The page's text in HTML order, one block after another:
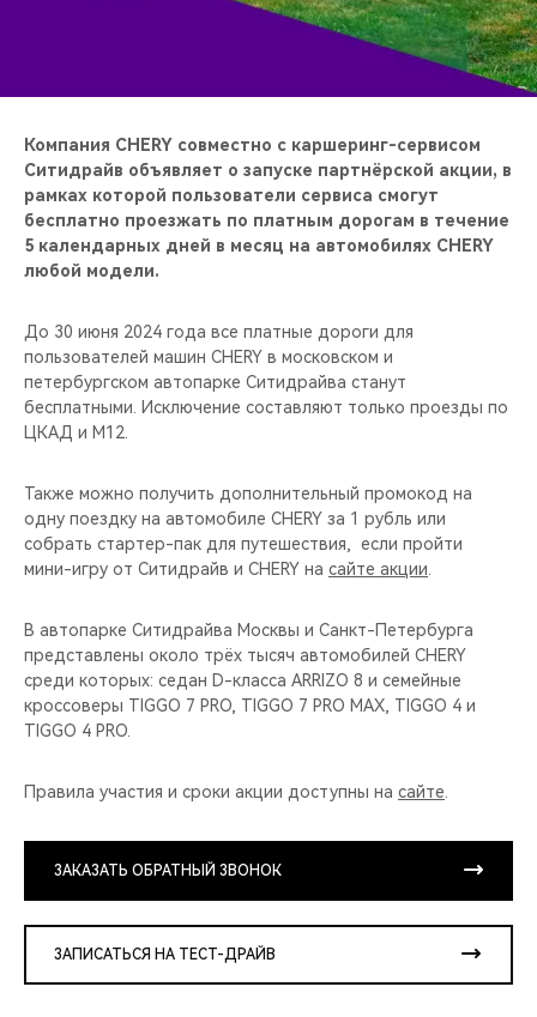
CHERY ДЛЯ ДЕТЕЙ
Компания CHERY совместно с каршеринг-сервисом
Ситидрайв объявляет о запуске партнёрской акции, в
рамках которой пользователи сервиса смогут
бесплатно проезжать по платным дорогам в течение
5 календарных дней в месяц на автомобилях CHERY
любой модели.
До 30 июня 2024 года все платные дороги для
пользователей машин CHERY в московском и
петербургском автопарке Ситидрайва станут
бесплатными. Исключение составляют только проезды по
ЦКАД и М12.
Также можно получить дополнительный промокод на
одну поездку на автомобиле CHERY за 1 рубль или
собрать стартер-пак для путешествия, если пройти
мини-игру от Ситидрайв и CHERY на сайте акции
В автопарке Ситидрайва Москвы и Санкт-Петербурга
представлены около трёх тысяч автомобилей CHERY
среди которых: седан D-класса ARRIZO 8 и семейные
кроссоверы TIGGO 7 PRO, TIGGO 7 PRO MAX, TIGGO 4 и
TIGGO 4 PRO.
Правила участия и сроки акции доступны на сайте
ЗАКАЗАТЬ ОБРАТНЫЙ ЗВОНОК
ЗАПИСАТЬСЯ НА ТЕСТ-ДРАЙВ